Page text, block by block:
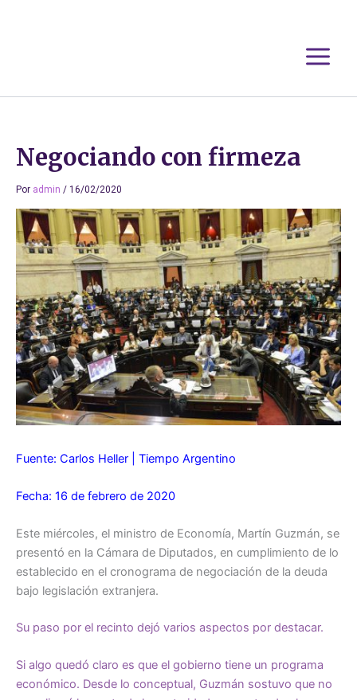
Negociando con firmeza
Por admin / 16/02/2020
Fuente: Carlos Heller | Tiempo Argentino
Fecha: 16 de febrero de 2020
Este miércoles, el ministro de Economía, Martín Guzmán, se
presentó en la Cámara de Diputados, en cumplimiento de lo
establecido en el cronograma de negociación de la deuda
bajo legislación extranjera.
Su paso por el recinto dejó varios aspectos por destacar.
Si algo quedó claro es que el gobierno tiene un programa
económico. Desde lo conceptual, Guzmán sostuvo que no